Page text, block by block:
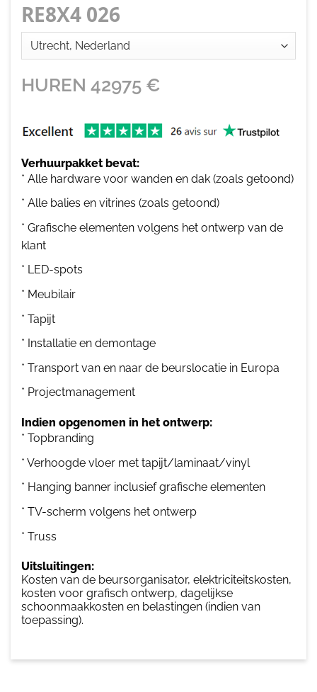
RE8X4 026
HUREN 42975 €
Verhuurpakket bevat:
* Alle hardware voor wanden en dak (zoals getoond)
* Alle balies en vitrines (zoals getoond)
* Grafische elementen volgens het ontwerp van de
klant
* LED-spots
* Meubilair
* Tapijt
* Installatie en demontage
* Transport van en naar de beurslocatie in Europa
* Projectmanagement
Indien opgenomen in het ontwerp:
* Topbranding
* Verhoogde vloer met tapijt/laminaat/vinyl
* Hanging banner inclusief grafische elementen
* TV-scherm volgens het ontwerp
* Truss
Uitsluitingen:
Kosten van de beursorganisator, elektriciteitskosten,
kosten voor grafisch ontwerp, dagelijkse
schoonmaakkosten en belastingen (indien van
toepassing).